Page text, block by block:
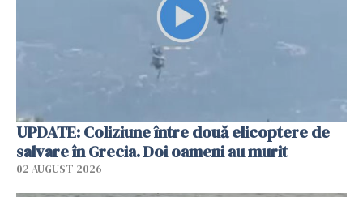
UPDATE: Coliziune între două elicoptere de
salvare în Grecia. Doi oameni au murit
02 AUGUST 2026